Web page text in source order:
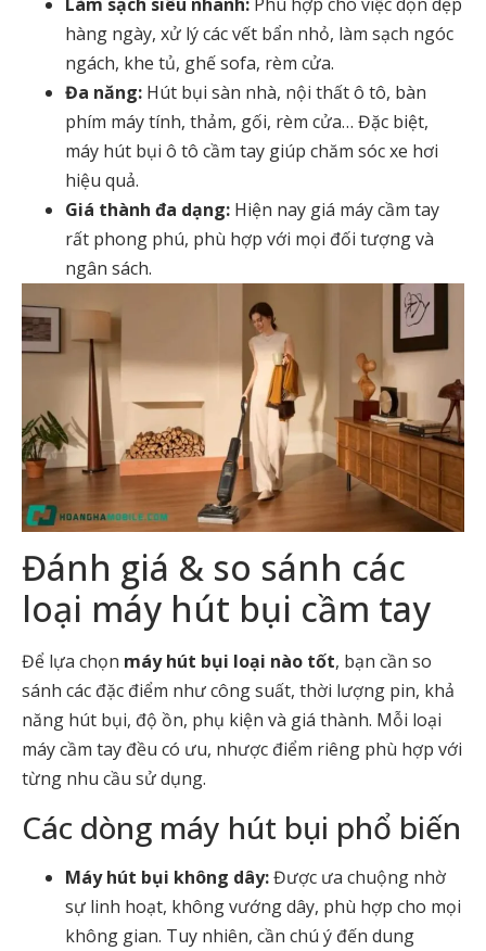
hàng ngày, xử lý các vết bẩn nhỏ, làm sạch ngóc
ngách, khe tủ, ghế sofa, rèm cửa.
Đa năng: Hút bụi sàn nhà, nội thất ô tô, bàn
phím máy tính, thảm, gối, rèm cửa… Đặc biệt,
máy hút bụi ô tô cầm tay giúp chăm sóc xe hơi
hiệu quả.
Giá thành đa dạng: Hiện nay giá máy cầm tay
rất phong phú, phù hợp với mọi đối tượng và
ngân sách.
Đánh giá & so sánh các
loại máy hút bụi cầm tay
Để lựa chọn máy hút bụi loại nào tốt, bạn cần so
sánh các đặc điểm như công suất, thời lượng pin, khả
năng hút bụi, độ ồn, phụ kiện và giá thành. Mỗi loại
máy cầm tay đều có ưu, nhược điểm riêng phù hợp với
từng nhu cầu sử dụng.
Các dòng máy hút bụi phổ biến
Máy hút bụi không dây:Được ưa chuộng nhờ
sự linh hoạt, không vướng dây, phù hợp cho mọi
không gian. Tuy nhiên, cần chú ý đến dung